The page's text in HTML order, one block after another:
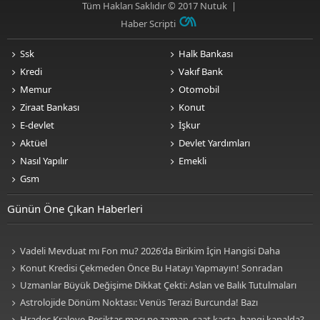
Tüm Hakları Saklıdır © 2017 Nutuk|
Haber Scripti
Ssk
Kredi
Memur
Ziraat Bankası
E-devlet
Aktüel
Nasıl Yapılır
Gsm
Halk Bankası
Vakıf Bank
Otomobil
Konut
İşkur
Devlet Yardımları
Emekli
Günün Öne Çıkan Haberleri
Vadeli Mevduat mı Fon mu? 2026'da Birikim İçin Hangisi Daha
Avantajlı? Nelere Dikkat Edilmeli?
Konut Kredisi Çekmeden Önce Bu Hatayı Yapmayın! Sonradan
Pişman Olabilirsiniz
Uzmanlar Büyük Değişime Dikkat Çekti: Aslan ve Balık Tutulmaları
Neleri Değiştirecek?
Astrolojide Dönüm Noktası: Venüs Terazi Burcunda! Bazı